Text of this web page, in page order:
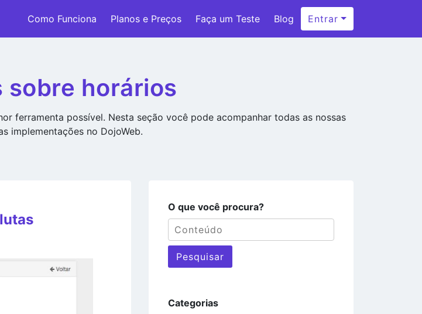
Como Funciona Planos e Preços Faça um Teste Blog Entrar
sobre horários
ferramenta possível. Nesta seção você pode acompanhar todas as nossas
implementações no DojoWeb.
O que você procura?
Pesquisar
Categorias